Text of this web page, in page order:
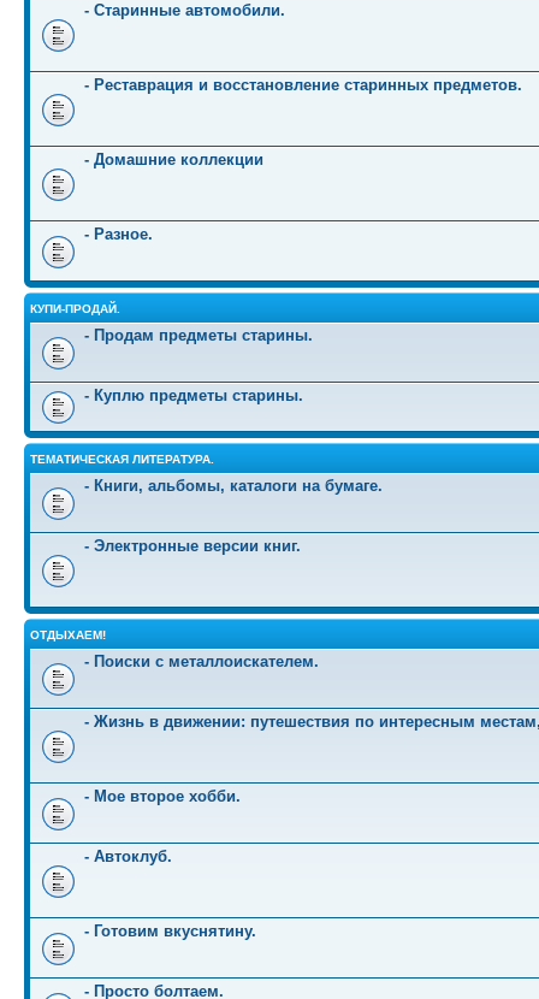
- Старинные автомобили.
- Реставрация и восстановление старинных предметов.
- Домашние коллекции
- Разное.
КУПИ-ПРОДАЙ.
- Продам предметы старины.
- Куплю предметы старины.
ТЕМАТИЧЕСКАЯ ЛИТЕРАТУРА.
- Книги, альбомы, каталоги на бумаге.
- Электронные версии книг.
ОТДЫХАЕМ!
- Поиски с металлоискателем.
- Жизнь в движении: путешествия по интересным
- Мое второе хобби.
- Автоклуб.
- Готовим вкуснятину.
- Просто болтаем.